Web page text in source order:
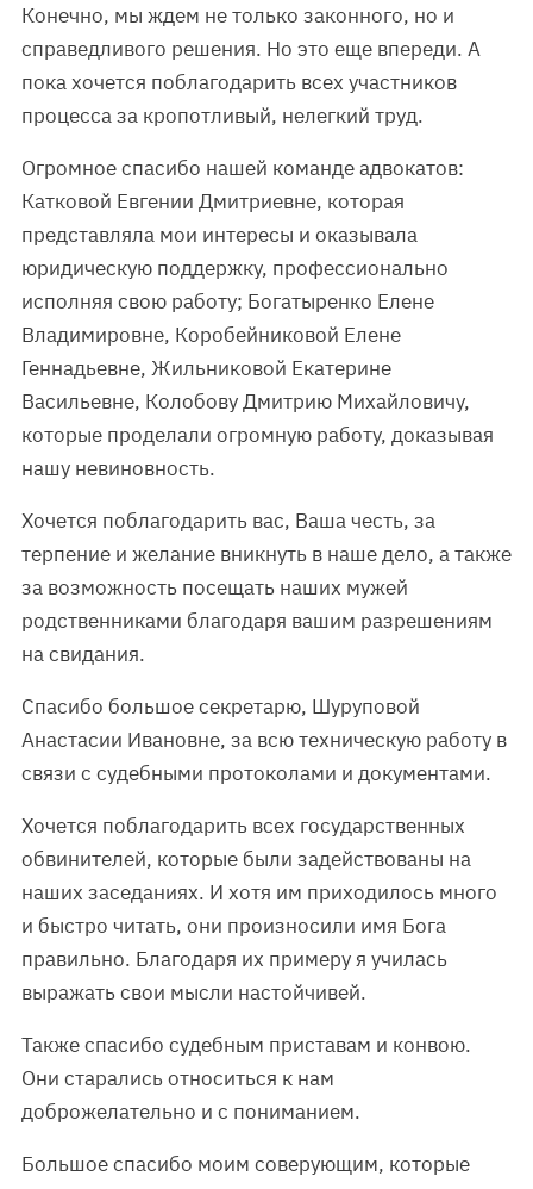
Конечно, мы ждем не только законного, но и
справедливого решения. Но это еще впереди. А
пока хочется поблагодарить всех участников
процесса за кропотливый, нелегкий труд.
Огромное спасибо нашей команде адвокатов:
Катковой Евгении Дмитриевне, которая
представляла мои интересы и оказывала
юридическую поддержку, профессионально
исполняя свою работу; Богатыренко Елене
Владимировне, Коробейниковой Елене
Геннадьевне, Жильниковой Екатерине
Васильевне, Колобову Дмитрию Михайловичу,
которые проделали огромную работу, доказывая
нашу невиновность.
Хочется поблагодарить вас, Ваша честь, за
терпение и желание вникнуть в наше дело, а также
за возможность посещать наших мужей
родственниками благодаря вашим разрешениям
на свидания.
Спасибо большое секретарю, Шуруповой
Анастасии Ивановне, за всю техническую работу в
связи с судебными протоколами и документами.
Хочется поблагодарить всех государственных
обвинителей, которые были задействованы на
наших заседаниях. И хотя им приходилось много
и быстро читать, они произносили имя Бога
правильно. Благодаря их примеру я училась
выражать свои мысли настойчивей.
Также спасибо судебным приставам и конвою.
Они старались относиться к нам
доброжелательно и с пониманием.
Большое спасибо моим соверующим, которые